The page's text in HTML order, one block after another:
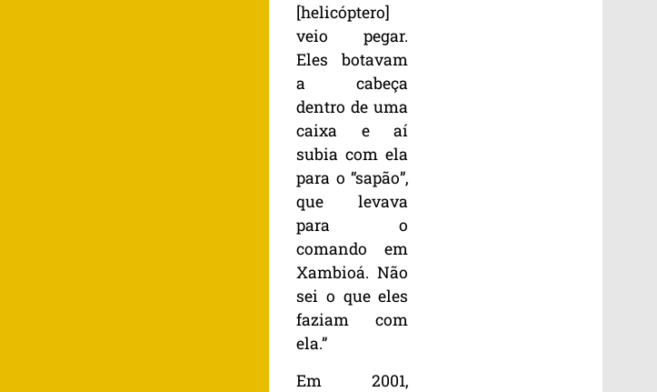
[helicóptero]
veio pegar.
Eles botavam
a cabeça
dentro de uma
caixa e aí
subia com ela
para o “sapão”,
que levava
para o
comando em
Xambioá. Não
sei o que eles
faziam com
ela.”
Em 2001,